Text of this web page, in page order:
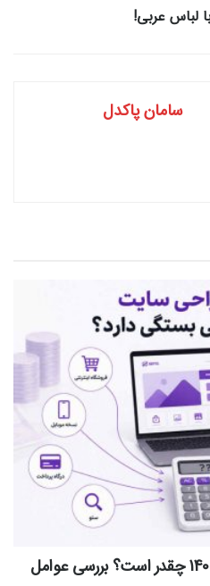
لباس عربی!
سامان پاکدل
هزینه طراحی سایت در سال 1405 چقدر است؟ بررسی عوامل